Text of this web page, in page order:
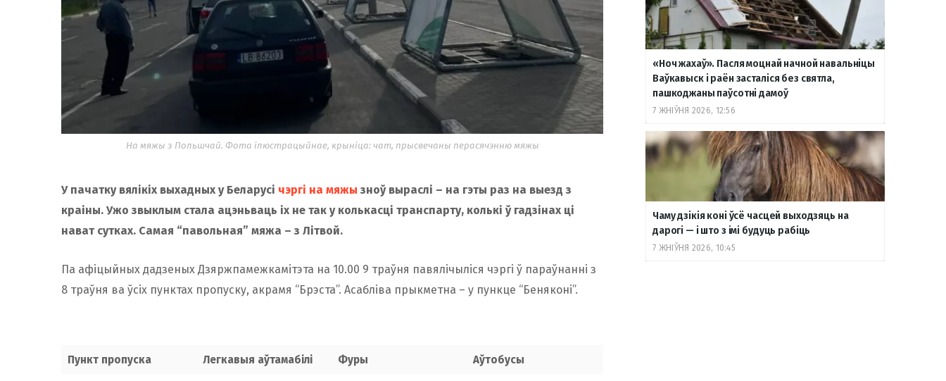
На мяжы з Польшчай. Фота ілюстрацыйнае, крыніца: чат, прысвечаны перасячэнню мяжы
У пачатку вялікіх выхадных у Беларусі чэргі на мяжы зноў выраслі – на гэты раз на выезд з
краіны. Ужо звыклым стала ацэньваць іх не так у колькасці транспарту, колькі ў гадзінах ці
нават сутках. Самая “павольная” мяжа – з Літвой.
Па афіцыйных дадзеных Дзяржпамежкамітэта на 10.00 9 траўня павялічыліся чэргі ў параўнанні з
8 траўня ва ўсіх пунктах пропуску, акрамя “Брэста”. Асабліва прыкметна – у пункце “Беняконі”.
Пункт пропуска Легкавыя аўтамабілі Фуры Аўтобусы
«Ноч жахаў». Пасля моцнай начной навальніцы
Ваўкавыск і раён засталіся без святла,
пашкоджаны паўсотні дамоў
7 ЖНІЎНЯ 2026, 12:56
Чаму дзікія коні ўсё часцей выходзяць на
дарогі — і што з імі будуць рабіць
7 ЖНІЎНЯ 2026, 10:45